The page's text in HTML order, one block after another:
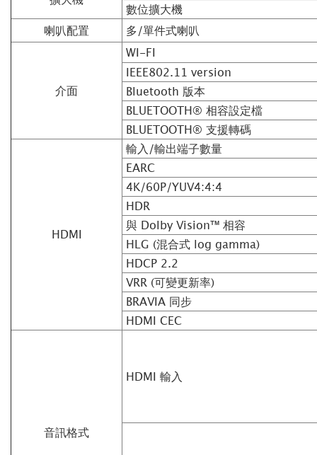
數位擴大機
喇叭配置
多/單件式喇叭
介面
WI-FI
IEEE802.11 version
Bluetooth 版本
BLUETOOTH® 相容設定檔
BLUETOOTH® 支援轉碼
HDMI
輸入/輸出端子數量
EARC
4K/60P/YUV4:4:4
HDR
與 Dolby Vision™ 相容
HLG (混合式 log gamma)
HDCP 2.2
VRR (可變更新率)
BRAVIA 同步
HDMI CEC
音訊格式
HDMI 輸入